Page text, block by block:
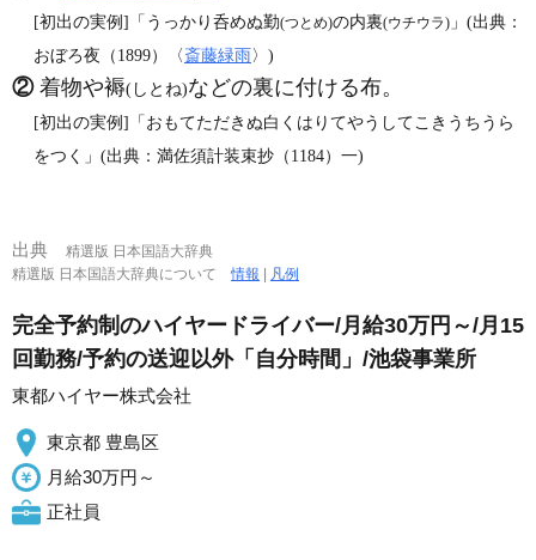
[初出の実例]「うっかり呑めぬ勤(つとめ)の内裏(ウチウラ) 」(出典：
おぼろ夜（1899）〈斎藤緑雨〉)
②着物や褥(しとね)などの裏に付ける布。
[初出の実例]「おもてただきぬ白くはりてやうしてこきうちうら
をつく」(出典：満佐須計装束抄（1184）一)
出典
精選版 日本国語大辞典
精選版 日本国語大辞典について情報 凡例
完全予約制のハイヤードライバー/月給30万円～/月15
回勤務/予約の送迎以外「自分時間」/池袋事業所
東都ハイヤー株式会社
東京都 豊島区
月給30万円～
正社員